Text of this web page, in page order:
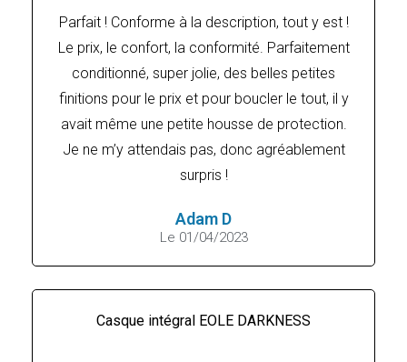
Parfait ! Conforme à la description, tout y est !
Le prix, le confort, la conformité. Parfaitement
conditionné, super jolie, des belles petites
finitions pour le prix et pour boucler le tout, il y
avait même une petite housse de protection.
Je ne m’y attendais pas, donc agréablement
surpris !
Adam D
Le 01/04/2023
Casque intégral EOLE DARKNESS